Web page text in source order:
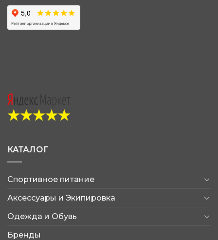
КАТАЛОГ
Спортивное питание
Аксессуары и Экипировка
Одежда и Обувь
Бренды